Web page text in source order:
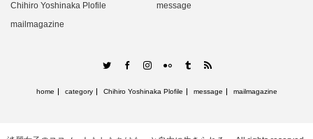
Chihiro Yoshinaka Plofile
message
mailmagazine
TwitterFacebookInstagram
Flickr Tumblr
RSS
home category Chihiro Yoshinaka Plofile message mailmagazine